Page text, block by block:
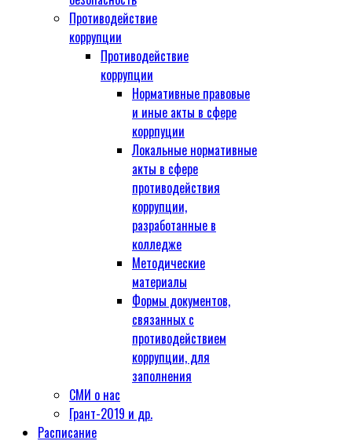
Противодействие
коррупции
Противодействие
коррупции
Нормативные правовые
и иные акты в сфере
коррпуции
Локальные нормативные
акты в сфере
противодействия
коррупции,
разработанные в
колледже
Методические
материалы
Формы документов,
связанных с
противодействием
коррупции, для
заполнения
СМИ о нас
Грант-2019 и др.
Расписание